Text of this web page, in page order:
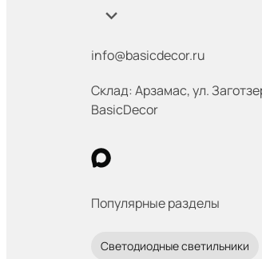
info@basicdecor.ru
Склад: Арзамас,ул.
BasicDecor
Популярные разделы
Светодиодные светильники